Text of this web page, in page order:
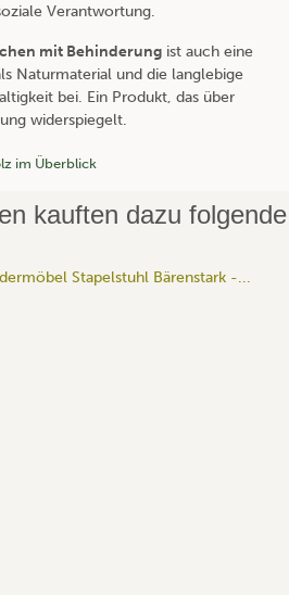
Verantwortung.
mit Behinderung ist auch eine
Naturmaterial und die langlebige
bei. Ein Produkt, das über
widerspiegelt.
im Überblick
kauften dazu